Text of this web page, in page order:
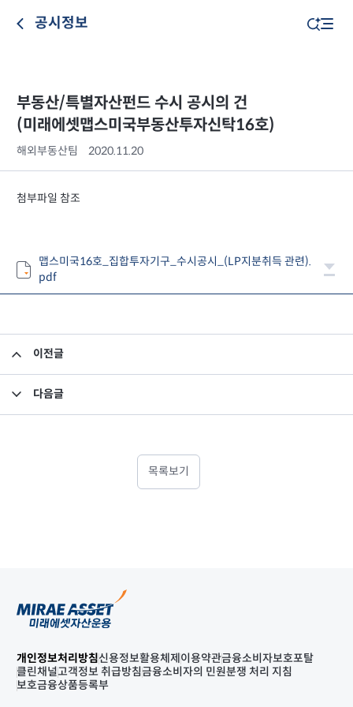
공시정보
부동산/특별자산펀드 수시 공시의 건
(미래에셋맵스미국부동산투자신탁16호)
해외부동산팀 2020.11.20
첨부파일 참조
맵스미국16호_집합투자기구_수시공시_(LP지분취득 관련).
pdf
이전글
다음글
목록보기
개인정보처리방침신용정보활용체제 이용약관금융소비자보호포탈
클린채널고객정보 취급방침금융소비자의 민원분쟁 처리 지침
보호금융상품등록부